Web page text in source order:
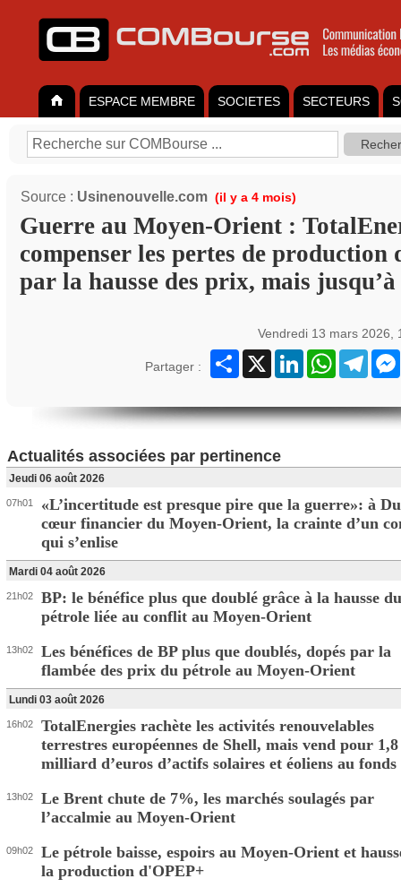
ESPACE MEMBRE SOCIETES SECTEURS
Source : Usinenouvelle.com (il y a 4 mois)
Guerre au Moyen-Orient :
compenser les pertes de production
par la hausse des prix, mais
Vendredi 13 mars 2026,
Partager :
Partager
X LinkedInWhatsApp
Actualités associées par pertinence
Jeudi 06 août 2026
07h01
«L’incertitude est presque pire que la guerre»: à
cœur financier du Moyen-Orient, la crainte d’un
qui s’enlise
Mardi 04 août 2026
21h02
BP: le bénéfice plus que doublé grâce à la hausse du
pétrole liée au conflit au Moyen-Orient
13h02
Les bénéfices de BP plus que doublés, dopés par la
flambée des prix du pétrole au Moyen-Orient
Lundi 03 août 2026
16h02
TotalEnergies rachète les activités renouvelables
terrestres européennes de Shell, mais vend pour 1,8
milliard d’euros d’actifs solaires et éoliens au
13h02
Le Brent chute de 7%, les marchés soulagés par
l’accalmie au Moyen-Orient
09h02
Le pétrole baisse, espoirs au Moyen-Orient et
la production d'OPEP+